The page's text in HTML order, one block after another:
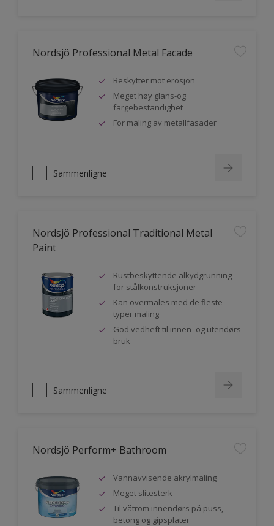
Nordsjö Professional Metal Facade
Beskytter mot erosjon
Meget høy glans-og
fargebestandighet
For maling av metallfasader
Sammenligne
Nordsjö Professional Traditional Metal
Paint
Rustbeskyttende alkydgrunning
for stålkonstruksjoner
Kan overmales med de fleste
typer maling
God vedheft til innen- og utendørs
bruk
Sammenligne
Nordsjö Perform+ Bathroom
Vannavvisende akrylmaling
Meget slitesterk
Til våtrom innendørs på puss,
betong og gipsplater